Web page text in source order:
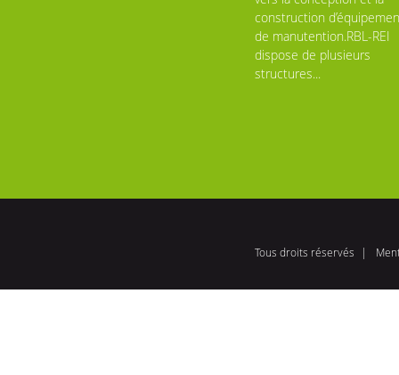
construction
de manutention.RBL-REI
dispose de plusieurs
structures...
Tous droits réservés